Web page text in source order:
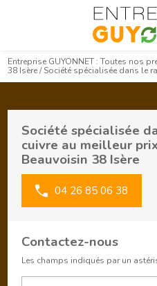
Entreprise GUYONNET : Toutes nos
38 Isère / Société spécialisée dans le
Société spécialisée
cuivre au meilleur
Beauvoisin 38 Isère
04 26 85 06 38
Contactez-nous
Les champs indiqués par un
Panneau de gestion des cookies